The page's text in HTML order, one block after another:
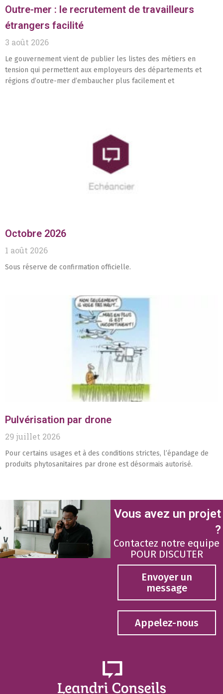
Outre-mer : le recrutement de travailleurs
étrangers facilité
3 août 2026
Le gouvernement vient de publier les listes des métiers en
tension qui permettent aux employeurs des départements et
régions d’outre-mer d’embaucher plus facilement et
Octobre 2026
1 août 2026
Sous réserve de confirmation officielle.
Pulvérisation par drone
29 juillet 2026
Pour certains usages et à des conditions strictes, l’épandage de
produits phytosanitaires par drone est désormais autorisé.
Vous avez un projet
?
Contactez notre equipe
POUR DISCUTER
Envoyer un
message
Appelez-nous